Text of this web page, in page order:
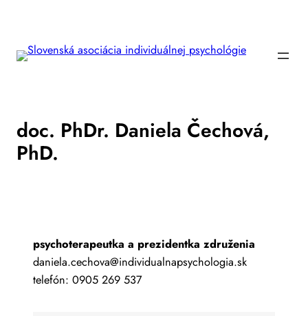
doc. PhDr. Daniela Čechová,
PhD.
psychoterapeutka a prezidentka združenia
daniela.cechova@individualnapsychologia.sk
telefón: 0905 269 537